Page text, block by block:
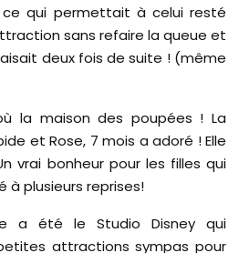
ce qui permettait à celui resté
sans refaire la queue et
deux fois de suite ! (même
la maison des poupées ! La
et Rose, 7 mois a adoré ! Elle
vrai bonheur pour les filles qui
à plusieurs reprises!
a été le Studio Disney qui
attractions sympas pour